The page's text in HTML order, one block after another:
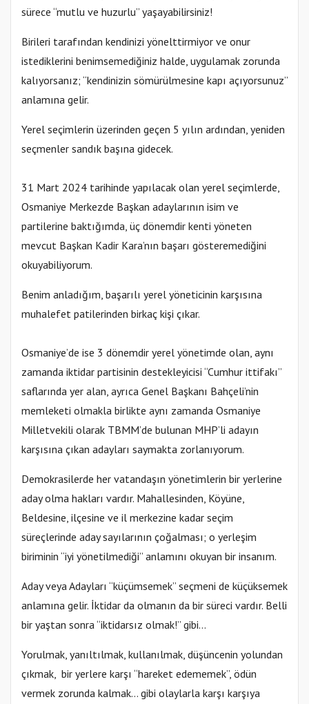
sürece “mutlu ve huzurlu” yaşayabilirsiniz!
Birileri tarafından kendinizi yönelttirmiyor ve onur
istediklerini benimsemediğiniz halde, uygulamak zorunda
kalıyorsanız; “kendinizin sömürülmesine kapı açıyorsunuz”
anlamına gelir.
Yerel seçimlerin üzerinden geçen 5 yılın ardından, yeniden
seçmenler sandık başına gidecek.
31 Mart 2024 tarihinde yapılacak olan yerel seçimlerde,
Osmaniye Merkezde Başkan adaylarının isim ve
partilerine baktığımda, üç dönemdir kenti yöneten
mevcut Başkan Kadir Kara’nın başarı gösteremediğini
okuyabiliyorum.
Benim anladığım, başarılı yerel yöneticinin karşısına
muhalefet patilerinden birkaç kişi çıkar.
Osmaniye’de ise 3 dönemdir yerel yönetimde olan, aynı
zamanda iktidar partisinin destekleyicisi “Cumhur ittifakı”
saflarında yer alan, ayrıca Genel Başkanı Bahçeli’nin
memleketi olmakla birlikte aynı zamanda Osmaniye
Milletvekili olarak TBMM’de bulunan MHP’li adayın
karşısına çıkan adayları saymakta zorlanıyorum.
Demokrasilerde her vatandaşın yönetimlerin bir yerlerine
aday olma hakları vardır. Mahallesinden, Köyüne,
Beldesine, ilçesine ve il merkezine kadar seçim
süreçlerinde aday sayılarının çoğalması; o yerleşim
biriminin “iyi yönetilmediği” anlamını okuyan bir insanım.
Aday veya Adayları “küçümsemek” seçmeni de küçüksemek
anlamına gelir. İktidar da olmanın da bir süreci vardır. Belli
bir yaştan sonra “iktidarsız olmak!” gibi…
Yorulmak, yanıltılmak, kullanılmak, düşüncenin yolundan
çıkmak, bir yerlere karşı “hareket edememek”, ödün
vermek zorunda kalmak… gibi olaylarla karşı karşıya